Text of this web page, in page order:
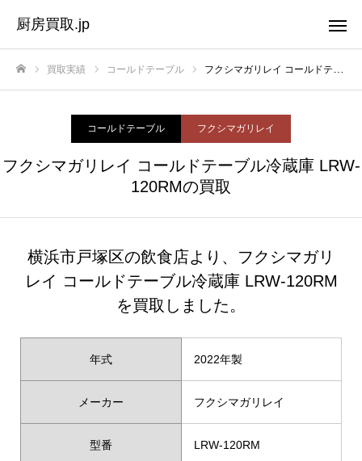
厨房買取.jp
買取実績 コールドテーブル フクシマガリレイ コールドテーブル冷蔵庫 LRW-120RMの買取
コールドテーブル フクシマガリレイ
フクシマガリレイ コールドテーブル冷蔵庫 LRW-
120RMの買取
横浜市戸塚区の飲食店より、フクシマガリ
レイ コールドテーブル冷蔵庫 LRW-120RM
を買取しました。
年式 2022年製
メーカー フクシマガリレイ
型番 LRW-120RM